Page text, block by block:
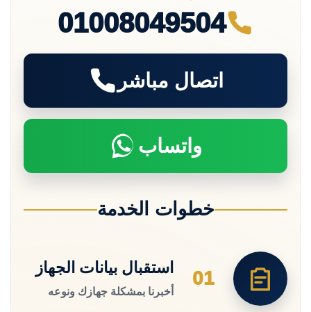
01008049504
اتصال مباشر
واتساب
خطوات الخدمة
01
استقبال بيانات الجهاز
أخبرنا بمشكلة جهازك ونوعه